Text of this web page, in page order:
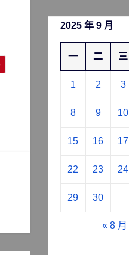
2025 年 9 月
一 二 三
1 2 3
8 9 10
15 16 17
22 23 24
29 30
« 8 月